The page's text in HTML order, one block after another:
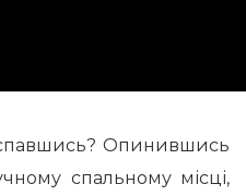
Опинившись
спальному місці,